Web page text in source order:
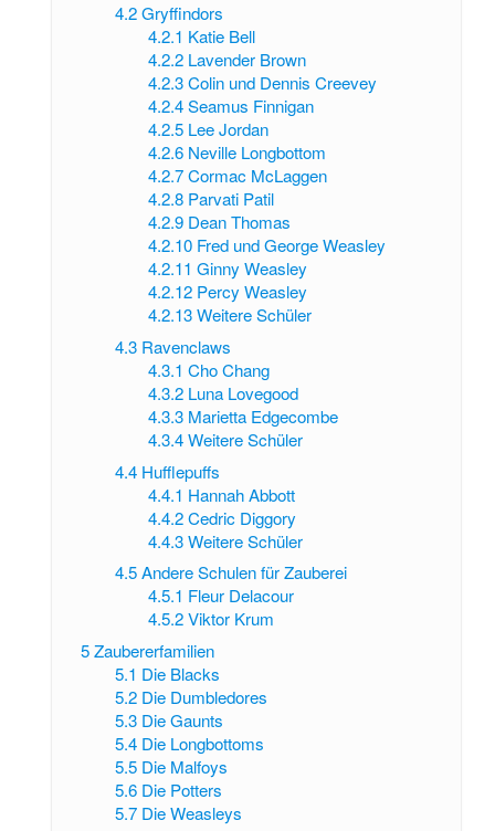
4.2 Gryffindors
4.2.1 Katie Bell
4.2.2 Lavender Brown
4.2.3Colin und Dennis Creevey
4.2.4Seamus Finnigan
4.2.5 Lee Jordan
4.2.6 Neville Longbottom
4.2.7Cormac McLaggen
4.2.8 Parvati Patil
4.2.9 Dean Thomas
4.2.10 Fred und George Weasley
4.2.11 Ginny Weasley
4.2.12 Percy Weasley
4.2.13Weitere Schüler
4.3 Ravenclaws
4.3.1 Cho Chang
4.3.2 Luna Lovegood
4.3.3 Marietta Edgecombe
4.3.4Weitere Schüler
4.4 Hufflepuffs
4.4.1 Hannah Abbott
4.4.2Cedric Diggory
4.4.3Weitere Schüler
4.5 Andere Schulen für Zauberei
4.5.1 Fleur Delacour
4.5.2Viktor Krum
5Zaubererfamilien
5.1 Die Blacks
5.2 Die Dumbledores
5.3 Die Gaunts
5.4 Die Longbottoms
5.5 Die Malfoys
5.6 Die Potters
5.7 Die Weasleys